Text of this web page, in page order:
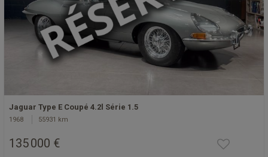
Jaguar Type E Coupé 4.2l Série 1.5
1968 55931 km
135 000 €